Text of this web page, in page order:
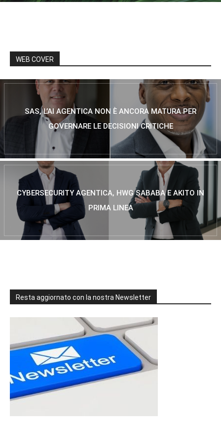
WEB COVER
SAS, L’AI AGENTICA NON È ANCORA MATURA PER
GOVERNARE LE DECISIONI CRITICHE
CYBERSECURITY AGENTICA, HWG SABABA E AKITO IN
PRIMA LINEA
Resta aggiornato con la nostra Newsletter